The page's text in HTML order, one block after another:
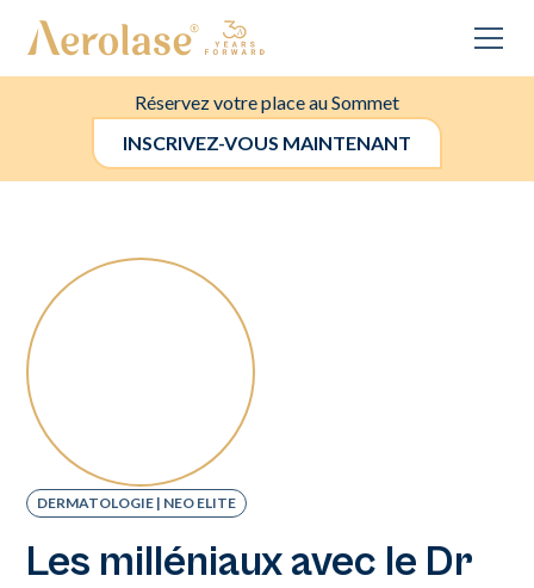
Réservez votre place au Sommet
INSCRIVEZ-VOUS MAINTENANT
DERMATOLOGIE | NEO ELITE
Les milléniaux avec le Dr